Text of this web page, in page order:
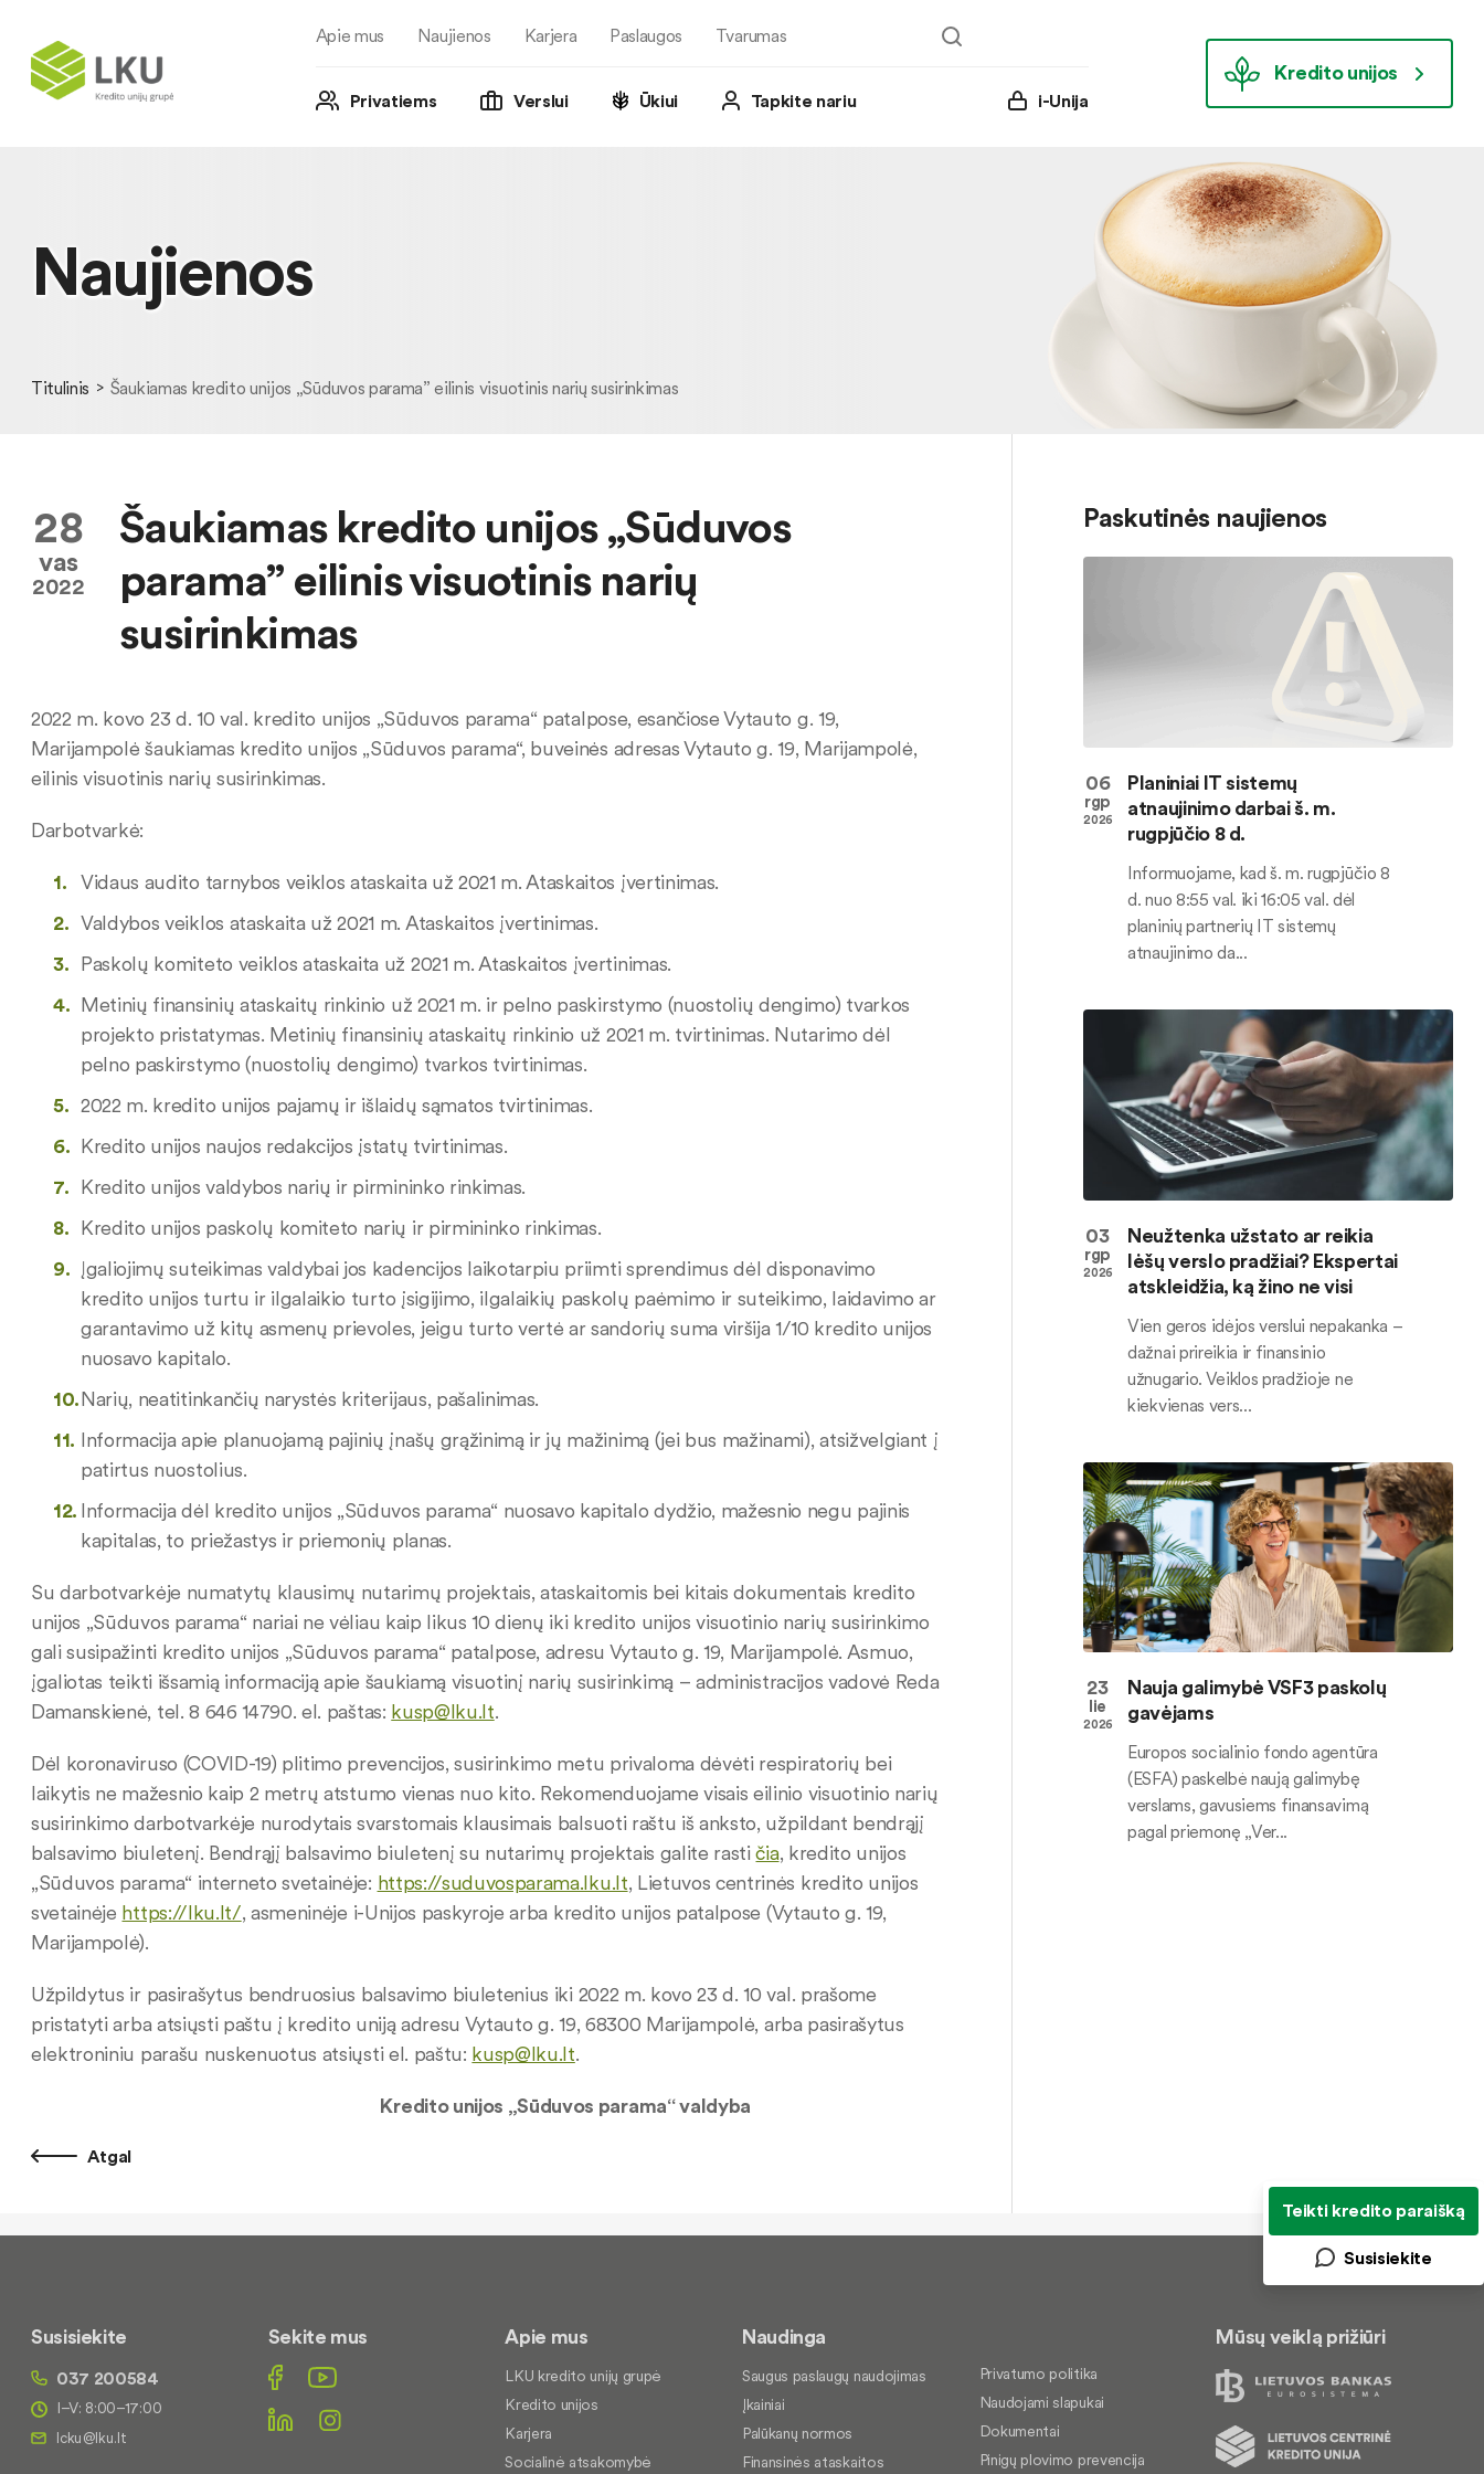
Apie mus Naujienos Karjera Paslaugos Tvarumas
Privatiems Verslui Ūkiui Tapkite nariu i-Unija
Kredito unijos
Naujienos
Titulinis Šaukiamas kredito unijos „Sūduvos parama” eilinis visuotinis narių susirinkimas
28
vas
2022
Šaukiamas kredito unijos „Sūduvos
parama” eilinis visuotinis narių
susirinkimas
2022 m. kovo 23 d. 10 val. kredito unijos „Sūduvos parama“ patalpose, esančiose Vytauto g. 19,
Marijampolė šaukiamas kredito unijos „Sūduvos parama“, buveinės adresas Vytauto g. 19, Marijampolė,
eilinis visuotinis narių susirinkimas.
Darbotvarkė:
Vidaus audito tarnybos veiklos ataskaita už 2021 m. Ataskaitos įvertinimas.
Valdybos veiklos ataskaita už 2021 m. Ataskaitos įvertinimas.
Paskolų komiteto veiklos ataskaita už 2021 m. Ataskaitos įvertinimas.
Metinių finansinių ataskaitų rinkinio už 2021 m. ir pelno paskirstymo (nuostolių dengimo) tvarkos
projekto pristatymas. Metinių finansinių ataskaitų rinkinio už 2021 m. tvirtinimas. Nutarimo dėl
pelno paskirstymo (nuostolių dengimo) tvarkos tvirtinimas.
2022 m. kredito unijos pajamų ir išlaidų sąmatos tvirtinimas.
Kredito unijos naujos redakcijos įstatų tvirtinimas.
Kredito unijos valdybos narių ir pirmininko rinkimas.
Kredito unijos paskolų komiteto narių ir pirmininko rinkimas.
Įgaliojimų suteikimas valdybai jos kadencijos laikotarpiu priimti sprendimus dėl disponavimo
kredito unijos turtu ir ilgalaikio turto įsigijimo, ilgalaikių paskolų paėmimo ir suteikimo, laidavimo ar
garantavimo už kitų asmenų prievoles, jeigu turto vertė ar sandorių suma viršija 1/10 kredito unijos
nuosavo kapitalo.
Narių, neatitinkančių narystės kriterijaus, pašalinimas.
Informacija apie planuojamą pajinių įnašų grąžinimą ir jų mažinimą (jei bus mažinami), atsižvelgiant į
patirtus nuostolius.
Informacija dėl kredito unijos „Sūduvos parama“ nuosavo kapitalo dydžio, mažesnio negu pajinis
kapitalas, to priežastys ir priemonių planas.
Su darbotvarkėje numatytų klausimų nutarimų projektais, ataskaitomis bei kitais dokumentais kredito
unijos „Sūduvos parama“ nariai ne vėliau kaip likus 10 dienų iki kredito unijos visuotinio narių susirinkimo
gali susipažinti kredito unijos „Sūduvos parama“ patalpose, adresu Vytauto g. 19, Marijampolė. Asmuo,
įgaliotas teikti išsamią informaciją apie šaukiamą visuotinį narių susirinkimą – administracijos vadovė Reda
Damanskienė, tel. 8 646 14790. el. paštas: kusp@lku.lt.
Dėl koronaviruso (COVID-19) plitimo prevencijos, susirinkimo metu privaloma dėvėti respiratorių bei
laikytis ne mažesnio kaip 2 metrų atstumo vienas nuo kito. Rekomenduojame visais eilinio visuotinio narių
susirinkimo darbotvarkėje nurodytais svarstomais klausimais balsuoti raštu iš anksto, užpildant bendrąjį
balsavimo biuletenį. Bendrąjį balsavimo biuletenį su nutarimų projektais galite rastičia, kredito unijos
„Sūduvos parama“ interneto svetainėje: https://suduvosparama.lku.lt, Lietuvos centrinės kredito unijos
svetainėje https://lku.lt/, asmeninėje i-Unijos paskyroje arba kredito unijos patalpose (Vytauto g. 19,
Marijampolė).
Užpildytus ir pasirašytus bendruosius balsavimo biuletenius iki 2022 m. kovo 23 d. 10 val. prašome
pristatyti arba atsiųsti paštu į kredito uniją adresu Vytauto g. 19, 68300 Marijampolė, arba pasirašytus
elektroniniu parašu nuskenuotus atsiųsti el. paštu: kusp@lku.lt.
Kredito unijos „Sūduvos parama“ valdyba
Atgal
Paskutinės naujienos
06
rgp
2026
Planiniai IT sistemų
atnaujinimo darbai š. m.
rugpjūčio 8 d.
Informuojame, kad š. m. rugpjūčio 8
d. nuo 8:55 val. iki 16:05 val. dėl
planinių partnerių IT sistemų
atnaujinimo da...
03
rgp
2026
Neužtenka užstato ar reikia
lėšų verslo pradžiai? Ekspertai
atskleidžia, ką žino ne visi
Vien geros idėjos verslui nepakanka –
dažnai prireikia ir finansinio
užnugario. Veiklos pradžioje ne
kiekvienas vers...
23
lie
2026
Nauja galimybė VSF3 paskolų
gavėjams
Europos socialinio fondo agentūra
(ESFA) paskelbė naują galimybę
verslams, gavusiems finansavimą
pagal priemonę „Ver...
Susisiekite
037 200584
I–V: 8:00–17:00
Sekite mus Apie mus
LKU kredito unijų grupė
Kredito unijos
Karjera
Socialinė atsakomybė
Naudinga
Saugus paslaugų naudojimas
Įkainiai
Palūkanų normos
Finansinės ataskaitos
Privatumo politika
Naudojami slapukai
Dokumentai
Pinigų plovimo prevencija
Mūsų veiklą prižiūri
Teikti kredito paraišką
Susisiekite